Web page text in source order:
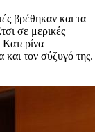
βρέθηκαν και τα
σε μερικές
τον σύζυγό της.